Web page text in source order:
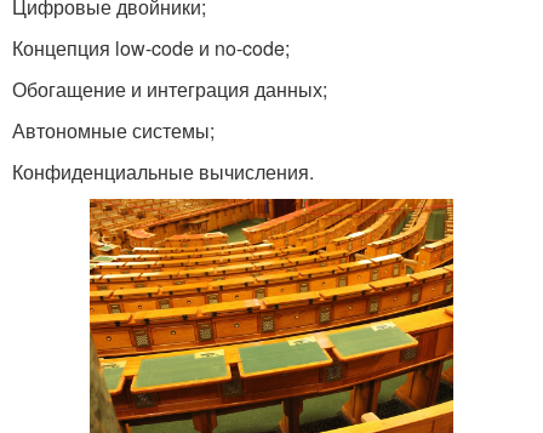
Цифровые двойники;
Концепция low-code и no-code;
Обогащение и интеграция данных;
Автономные системы;
Конфиденциальные вычисления.